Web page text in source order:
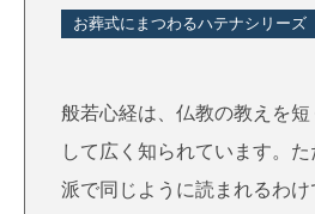
お葬式にまつわるハテナシリーズ
般若心経は、仏教の教えを短
して広く知られています。
派で同じように読まれるわ